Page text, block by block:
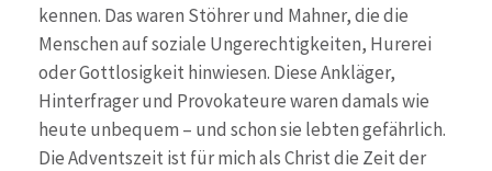
kennen. Das waren Stöhrer und Mahner, die die
Menschen auf soziale Ungerechtigkeiten, Hurerei
oder Gottlosigkeit hinwiesen. Diese Ankläger,
Hinterfrager und Provokateure waren damals wie
heute unbequem – und schon sie lebten gefährlich.
Die Adventszeit ist für mich als Christ die Zeit der